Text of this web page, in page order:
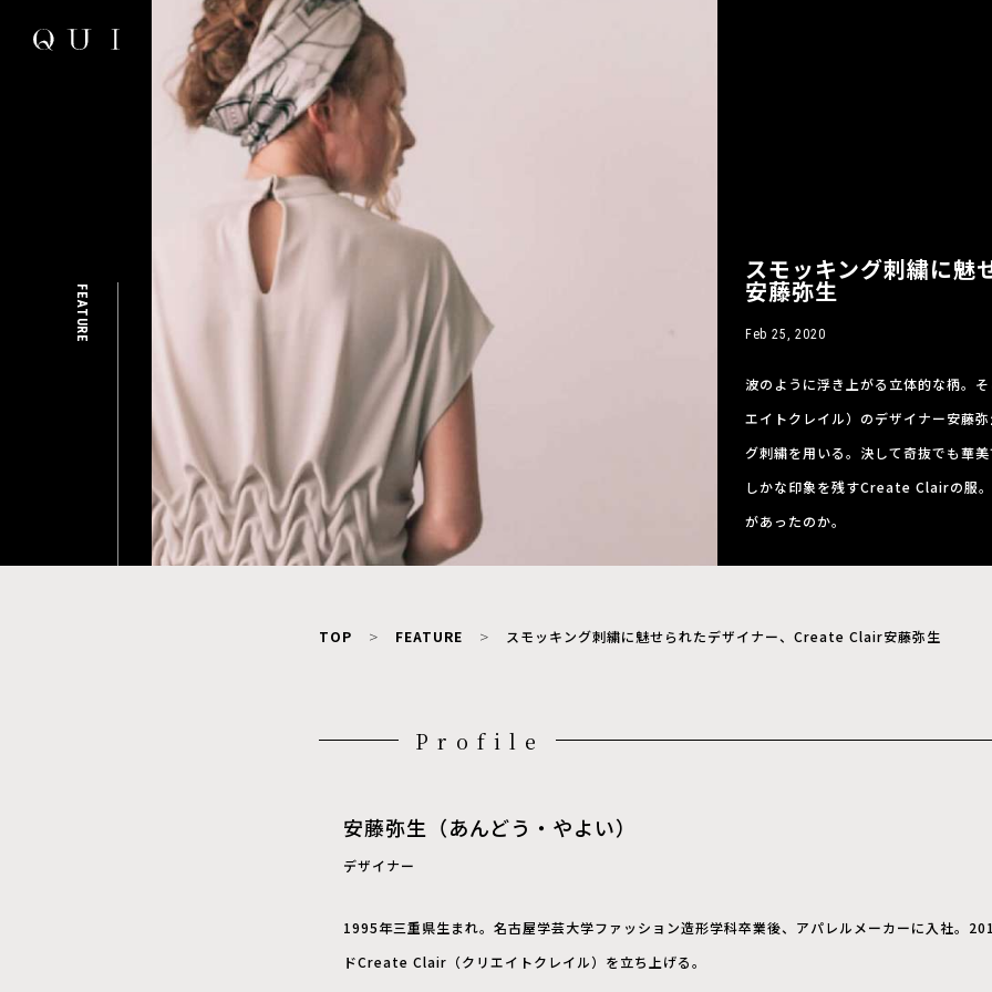
FEATURE
スモッキング刺繍に
安藤弥生
Feb 25, 2020
波のように浮き上がる立体的な柄。
エイトクレイル）のデザイナー安藤
グ刺繍を用いる。決して奇抜でも華
しかな印象を残すCreate Clairの服
があったのか。
TOP FEATURE スモッキング刺繍に魅せられたデザイナー、Create Clair安藤弥生
Profile
安藤弥生（あんどう・やよい）
デザイナー
1995年三重県生まれ。名古屋学芸大学ファッション造形学科卒業後、アパレルメーカーに入社。
ドCreate Clair（クリエイトクレイル）を立ち上げる。